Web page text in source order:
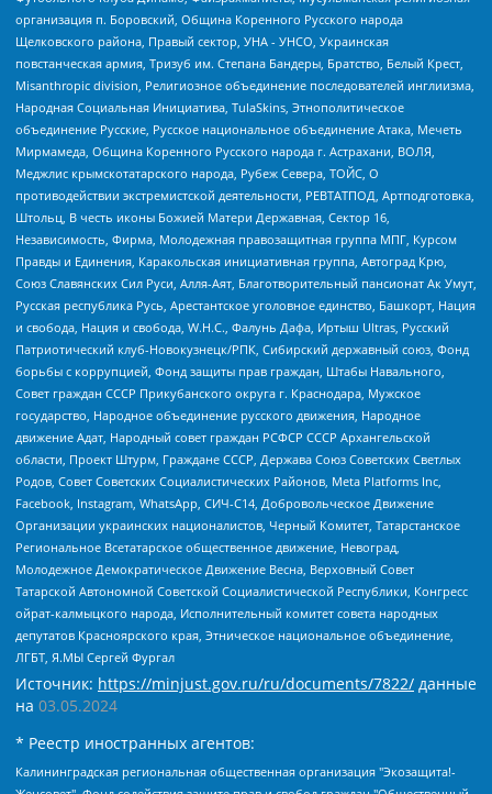
организация п. Боровский, Община Коренного Русского народа
Щелковского района, Правый сектор, УНА - УНСО, Украинская
повстанческая армия, Тризуб им. Степана Бандеры, Братство, Белый Крест,
Misanthropic division, Религиозное объединение последователей инглиизма,
Народная Социальная Инициатива, TulaSkins, Этнополитическое
объединение Русские, Русское национальное объединение Атака, Мечеть
Мирмамеда, Община Коренного Русского народа г. Астрахани, ВОЛЯ,
Меджлис крымскотатарского народа, Рубеж Севера, ТОЙС, О
противодействии экстремистской деятельности, РЕВТАТПОД, Артподготовка,
Штольц, В честь иконы Божией Матери Державная, Сектор 16,
Независимость, Фирма, Молодежная правозащитная группа МПГ, Курсом
Правды и Единения, Каракольская инициативная группа, Автоград Крю,
Союз Славянских Сил Руси, Алля-Аят, Благотворительный пансионат Ак Умут,
Русская республика Русь, Арестантское уголовное единство, Башкорт, Нация
и свобода, Нация и свобода, W.H.С., Фалунь Дафа, Иртыш Ultras, Русский
Патриотический клуб-Новокузнецк/РПК, Сибирский державный союз, Фонд
борьбы с коррупцией, Фонд защиты прав граждан, Штабы Навального,
Совет граждан СССР Прикубанского округа г. Краснодара, Мужское
государство, Народное объединение русского движения, Народное
движение Адат, Народный совет граждан РСФСР СССР Архангельской
области, Проект Штурм, Граждане СССР, Держава Союз Советских Светлых
Родов, Совет Советских Социалистических Районов, Meta Platforms Inc,
Facebook, Instagram, WhatsApp, СИЧ-С14, Добровольческое Движение
Организации украинских националистов, Черный Комитет, Татарстанское
Региональное Всетатарское общественное движение, Невоград,
Молодежное Демократическое Движение Весна, Верховный Совет
Татарской Автономной Советской Социалистической Республики, Конгресс
ойрат-калмыцкого народа, Исполнительный комитет совета народных
депутатов Красноярского края, Этническое национальное объединение,
ЛГБТ, Я.МЫ Сергей Фургал
Источник: https://minjust.gov.ru/ru/documents/7822/ данные
на 03.05.2024
* Реестр иностранных агентов:
Калининградская региональная общественная организация "Экозащита!-Женсовет", Фонд содействия защите прав и свобод граждан "Общественный вердикт", Фонд "Институт Развития Свободы Информации", Частное учреждение "Информационное агентство МЕМО. РУ", Региональная общественная организация "Общественная комиссия по сохранению наследия академика Сахарова", Фонд поддержки свободы прессы, Санкт-Петербургская общественная правозащитная организация "Гражданский контроль", Межрегиональная общественная организация "Информационно-просветительский центр "Мемориал", Региональный Фонд "Центр Защиты Прав Средств Массовой Информации", с 05.12.2023 Фонд "Центр Защиты Прав Средств массовой информации", Региональная общественная благотворительная организация помощи беженцам и мигрантам "Гражданское содействие", Негосударственное образовательное учреждение дополнительного профессионального образования (повышение квалификации) специалистов "АКАДЕМИЯ ПО ПРАВАМ ЧЕЛОВЕКА", Свердловская региональная общественная организация "Сутяжник", Автономная некоммерческая организация "Центр независимых социологических исследований", Союз общественных объединений "Российский исследовательский центр по правам человека", Региональное общественное учреждение научно-информационный центр "МЕМОРИАЛ", Некоммерческая организация "Фонд защиты гласности", Автономная некоммерческая организация "Институт прав человека", Городская общественная организация "Екатеринбургское общество "МЕМОРИАЛ", Городская общественная организация "Рязанское историко-просветительское и правозащитное общество "Мемориал" (Рязанский Мемориал), Челябинский региональный орган общественной самодеятельности – женское общественное объединение "Женщины Евразии", Челябинский региональный орган общественной самодеятельности "Уральская правозащитная группа", Фонд содействия защите здоровья и социальной справедливости имени Андрея Рылькова, Автономная Некоммерческая Организация "Аналитический Центр Юрия Левады", Автономная некоммерческая организация социальной поддержки населения "Проект Апрель", Региональная общественная организация помощи женщинам и детям, находящимся в кризисной ситуации "Информационно-методический центр "Анна", Фонд содействия развитию массовых коммуникаций и правовому просвещению "Так-так-Так", Фонд содействия устойчивому развитию "Серебряная тайга", Свердловский региональный общественный фонд социальных проектов "Новое время", "Idel.Реалии", Кавказ.Реалии, Крым.Реалии, Телеканал Настоящее Время, Татаро-башкирская служба Радио Свобода (Azatliq Radiosi), Радио Свободная Европа/Радио Свобода (PCE/PC), "Сибирь.Реалии", "Фактограф", Благотворительный фонд помощи осужденным и их семьям, Автономная некоммерческая организация "Институт глобализации и социальных движений", Фонд "В защиту прав заключенных", Частное учреждение "Центр поддержки и содействия развитию средств массовой информации", Пензенский региональный общественный благотворительный фонд "Гражданский союз", "Север.Реалии", Некоммерческая организация Фонд "Правовая инициатива", Общество с ограниченной ответственностью "Радио Свободная Европа/Радио Свобода", Чешское информационное агентство "MEDIUM-ORIENT", Красноярская региональная общественная организация "Мы против СПИДа", Камалягин Денис Николаевич, Маркелов Сергей Евгеньевич, Пономарев Лев Александрович, Савицкая Людмила Алексеевна, Автономная некоммерческая организация "Центр по работе с проблемой насилия "НАСИЛИЮ.НЕТ", Межрегиональный профессиональный союз работников здравоохранения "Альянс врачей", Юридическое лицо, зарегистрированное в Латвийской Республике, SIA "Medusa Project" (регистрационный номер 40103797863, дата регистрации 10.06.2014), Некоммерческая организация "Фонд по борьбе с коррупцией", Автономная некоммерческая организация "Институт права и публичной политики", Баданин Роман Сергеевич, Гликин Максим Александрович, Железнова Мария Михайловна, Лукьянова Юлия Сергеевна, Маетная Елизавета Витальевна, Маняхин Петр Борисович, Чуракова Ольга Владимировна, Ярош Юлия Петровна, Юридическое лицо "The Insider SIA", зарегистрированное в Риге, Латвийская Республика (дата регистрации 26.06.2015), являющееся администратором доменного имени интернет-издания "The Insider SIA", https://theins.ru, Постернак Алексей Евгеньевич, Рубин Михаил Аркадьевич, Анин Роман Александрович, Юридическое лицо Istories fonds, зарегистрированное в Латвийской Республике (регистрационный номер 50008295751, дата регистрации 24.02.2020), Великовский Дмитрий Александрович, Долинина Ирина Николаевна, Мароховская Алеся Алексеевна, Шлейнов Роман Юрьевич, Шмагун Олеся Валентиновна, Общество с ограниченной ответственностью "Альтаир 2021", Общество с ограниченной ответственностью "Вега 2021", Общество с ограниченной ответственностью "Главный редактор 2021", Общество с ограниченной ответственностью "Ромашки монолит", Важенков Артем Валерьевич, Ивановская областная общественная организация "Центр гендерных исследований", Гурман Юрий Альбертович, Медиапроект "ОВД-Инфо", Егоров Владимир Владимирович, Жилинский Владимир Александрович, Общество с ограниченной ответственностью "ЗП", Иванова София Юрьевна, Карезина Инна Павловна, Кильтау Екатерина Викторовна, Петров Алексей Викторович, Пискунов Сергей Евгеньевич, Смирнов Сергей Сергеевич, Тихонов Михаил Сергеевич, Общество с ограниченной ответственностью "ЖУРНАЛИСТ-ИНОСТРАННЫЙ АГЕНТ", Арапова Галина Юрьевна, Вольтская Татьяна Анатольевна, Американская компания "Mason G.E.S. Anonymous Foundation" (США), являющаяся владельцем интернет-издания https://mnews.world/, Компания "Stichting Bellingcat", зарегистрированная в Нидерландах (дата регистрации 11.07.2018), Захаров Андрей Вячеславович, Клепиковская Екатерина Дмитриевна, Общество с ограниченной ответственностью "МЕМО", Перл Роман Александрович, Симонов Евгений Алексеевич, Соловьева Елена Анатольевна, Сотников Даниил Владимирович, Сурначева Елизавета Дмитриевна, Автономная некоммерческая организация по защите прав человека и информированию населения "Якутия – Наше Мнение", Общество с ограниченной ответственностью "Москоу диджитал медиа", с 26.01.2023 Общество с ограниченной ответственностью "Чайка Белые сады", Ветошкина Валерия Валерьевна, Заговора Максим Александрович, Межрегиональное общественное движение "Российская ЛГБТ - сеть", Оленичев Максим Владимирович, Павлов Иван Юрьевич, Скворцова Елена Сергеевна, Общество с ограниченной ответственностью "Как бы инагент", Кочетков Игорь Викторович, Общество с ограниченной ответственностью "Честные выборы", Еланчик Олег Александрович, Общество с ограниченной ответственностью "Нобелевский призыв", Гималова Регина Эмилевна, Григорьев Андрей Валерьевич, Григорьева Алина Александровна, Ассоциация по содействию защите прав призывников, альтернативнослужащих и военнослужащих "Правозащитная группа "Гражданин.Армия.Право", Хисамова Регина Фаритовна, Автономная некоммерческая организация по реализации социально-правовых программ "Лилит", Дальневосточное общественное движение "Маяк", Санкт-Петербургская ЛГБТ-инициативная группа "Выход", Инициативная группа ЛГБТ+ "Реверс", Алексеев Андрей Викторович, Бекбулатова Таисия Львовна, Беляев Иван Михайлович, Владыкина Елена Сергеевна, Гельман Марат Александрович, Никульшина Вероника Юрьевна, Толоконникова Надежда Андреевна, Шендерович Виктор Анатольевич, Общество с ограниченной ответственностью "Данное сообщение", Общество с ограниченной ответственностью Издательский дом "Новая глава", Айнбиндер Александра Александровна, Московский комьюнити-центр для ЛГБТ+инициатив, Благотворительный фонд развития филантропии, Deutsche Welle (Германия, Kurt-Schumacher-Strasse 3, 53113 Bonn), Борзунова Мария Михайловна, Воробьев Виктор Викторович, Голубева Анна Львовна, Константинова Алла Михайловна, Малкова Ирина Владимировна, Мурадов Мурад Абдулгалимович, Осетинская Елизавета Николаевна, Понасенков Евгений Николаевич, Ганапольский Матвей Юрьевич, Киселев Евгений Алексеевич, Борухович Ирина Григорьевна, Дремин Иван Тимофеевич, Дубровский Дмитрий Викторович, Красноярская региональная общественная организация поддержки и развития альтернативных образовательных технологий и межкультурных коммуникаций "ИНТЕРРА", Маяковская Екатерина Алексеевна, Фейгин Марк Захарович, Филимонов Андрей Викторович, Дзугкоева Регина Николаевна, Доброхотов Роман Александрович, Дудь Юрий Александрович, Елкин Сергей Владимирович, Кругликов Кирилл Игоревич, Сабунаева Мария Леонидовна, Семенов Алексей Владимирович, Шаинян Карен Багратович, Шульман Екатерина Михайловна, Асафьев Артур Валерьевич, Вахштайн Виктор Семенович, Венедиктов Алексей Алексеевич, Лушникова Екатерина Евгеньевна, Волков Леонид Михайлович, Невзоров Александр Глебович, Пархоменко Сергей Борисович, Сироткин Ярослав Николаевич, Кара-Мурза Владимир Владимирович, Баранова Наталья Владимировна, Гозман Леонид Яковлевич, Кагарлицкий Борис Юльевич, Климарев Михаил Валерьевич, Милов Владимир Станиславович, Автономная некоммерческая организация Краснодарский центр современного искусства "Типография", Моргенштерн Алишер Тагирович, Соболь Любовь Эдуардовна, Общество с ограниченной ответственностью "ЛИЗА НОРМ", Каспаров Гарри Кимович, Ходорковский Михаил Борисович, Общество с ограниченной ответственностью "Апрельские тезисы", Данилович Ирина Брониславовна, Кашин Олег Владимирович, Петров Николай Владимирович, Пивоваров Алексей Владимирович, Соколов Михаил Владимирович, Цветкова Юлия Владимировна, Чичваркин Евгений Александрович, Комитет против пыток/Команда против пыток, Общество с ограниченной ответственностью "Первый научный", Общество с ограниченной ответственностью "Вертолет и ко", Белоцерковская Вероника Борисовна, Кац Максим Евгеньевич, Лазарева Татьяна Юрьевна, Шаведдинов Руслан Табризович, Яшин Илья Валерьевич, Общество с ограниченной ответственностью "Иноагент ААВ", Алешковский Дмитрий Петрович, Альбац Евгения Марковна, Быков Дмитрий Львович, Галямина Юлия Евгеньевна, Лойко Сергей Леонидович, Мартынов Кирилл Константинович, Медведев Сергей Александрович, Крашенинников Федор Геннадиевич, Гордеева Катерина Вл